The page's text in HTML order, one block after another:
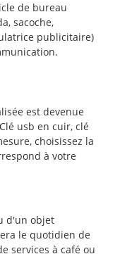
de bureau
sacoche,
publicitaire)
est devenue
usb en cuir, clé
choisissez la
à votre
d'un objet
le quotidien de
services à café ou